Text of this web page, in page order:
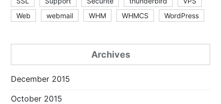
Web
webmail WHM WHMCS WordPress
Archives
December 2015
October 2015